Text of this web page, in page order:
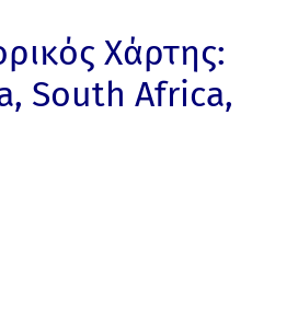
Χάρτης:
South Africa,